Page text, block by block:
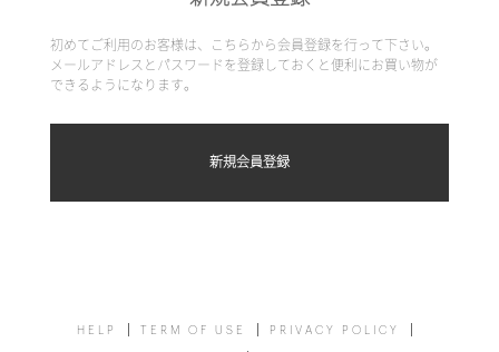
初めてご利用のお客様は、こちらから会員登録を行って下さい。
メールアドレスとパスワードを登録しておくと便利にお買い物が
できるようになります。
HELP TERM OF USE PRIVACY POLICY